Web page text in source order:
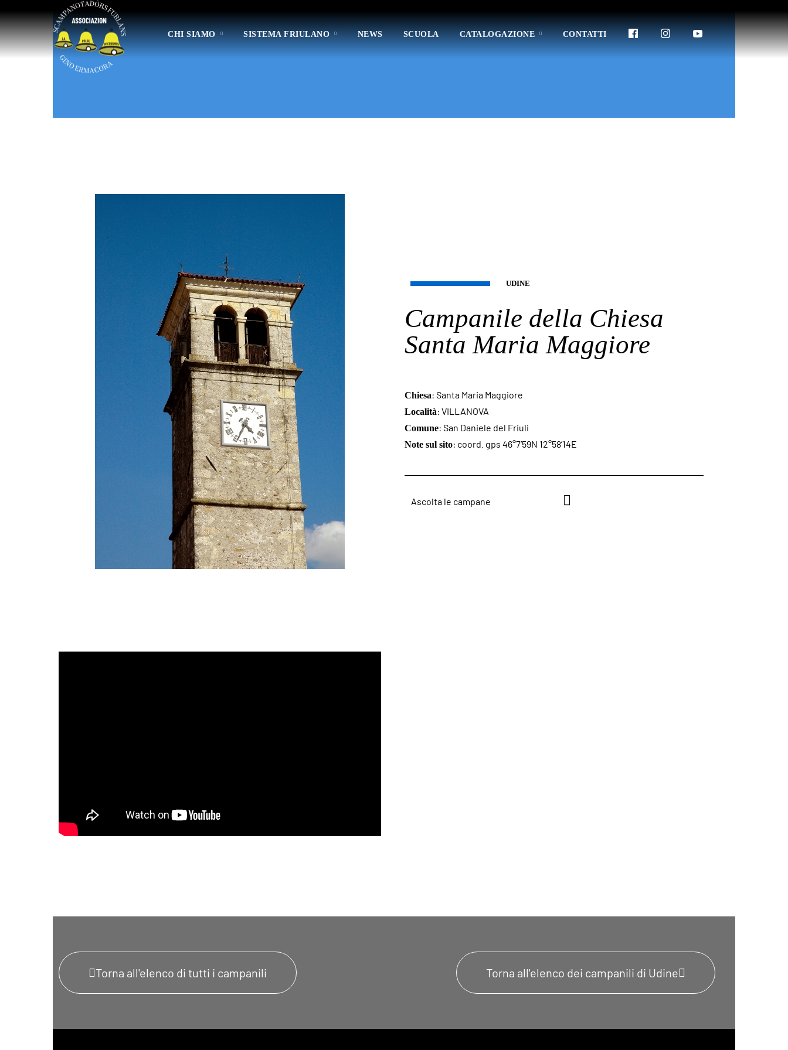
CHI SIAMO SISTEMA FRIULANO NEWS SCUOLA CATALOGAZIONE CONTATTI
UDINE
Campanile della Chiesa
Santa Maria Maggiore
Chiesa: Santa Maria Maggiore
Località: VILLANOVA
Comune: San Daniele del Friuli
Note sul sito: coord. gps 46°7’59N 12°58’14E
Ascolta le campane
Torna all'elenco di tutti i campanili Torna all'elenco dei campanili di Udine